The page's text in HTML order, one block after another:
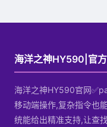
海洋之神HY590|官
海洋之神HY590官网
移动端操作,复杂指令也
统能给出精准支持,让查